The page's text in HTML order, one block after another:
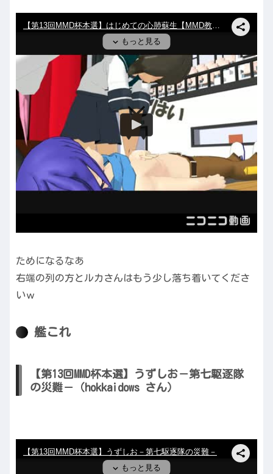
ためになるなあ
右端の列の方とルカさんはもう少し落ち着いてくださ
いｗ
艦これ
【第13回MMD杯本選】うずしお－第七駆逐隊
の災難－（hokkaidows さん）